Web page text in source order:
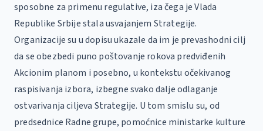
sposobne za primenu regulative, iza čega je Vlada
Republike Srbije stala usvajanjem Strategije.
Organizacije su u dopisu ukazale da im je prevashodni cilj
da se obezbedi puno poštovanje rokova predviđenih
Akcionim planom i posebno, u kontekstu očekivanog
raspisivanja izbora, izbegne svako dalje odlaganje
ostvarivanja ciljeva Strategije. U tom smislu su, od
predsednice Radne grupe, pomoćnice ministarke kulture